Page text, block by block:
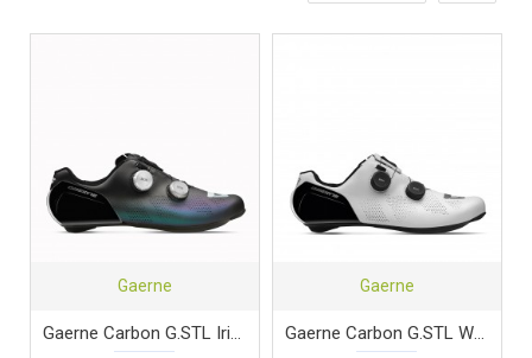
Gaerne
Gaerne Carbon G.STL Iridium
Gaerne
Gaerne Carbon G.STL White